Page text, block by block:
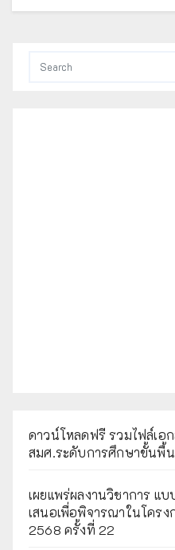
ดาวน์โหลดฟรี รวมไฟล์เอ
สมศ.ระดับการศึกษาขั้นพื้
เผยแพร่ผลงานวิชาการ แ
เสนอเพื่อพิจารณาในโคร
2568 ครั้งที่ 22